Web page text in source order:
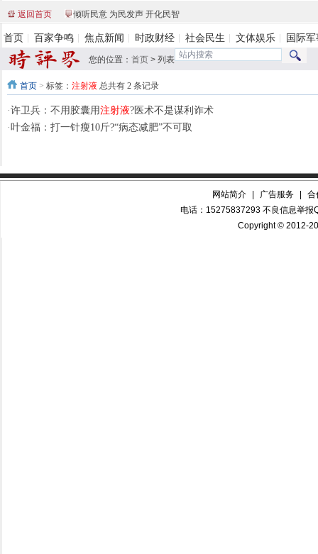
返回首页 倾听民意 为民发声 开化民智
首页 百家争鸣 焦点新闻 时政财经 社会民生 文体娱乐 国际
您的位置： 首页 > 列表
首页 > 标签： 注射液 总共有 2 条记录
·许卫兵：不用胶囊用注射液?医术不是谋利诈术
·叶金福：打一针瘦10斤?“病态减肥”不可取
网站简介 广告服务
合
电话：15275837293 不良信息举
Copyright © 2012-